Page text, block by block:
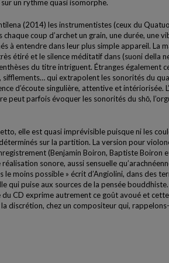
un rythme quasi isomorphe.
(2014) les instrumentistes (ceux du
chaque coup d’archet un grain, une durée, une
à entendre dans leur plus simple appareil. La
étiré et le silence méditatif dans (suoni della
du titre intriguent. Étranges également
sifflements… qui extrapolent les sonorités du
d’écoute singulière, attentive et intériorisée.
peut parfois évoquer les sonorités du shō,
elle est quasi imprévisible puisque ni les
sur la partition. La version pour
(Benjamin Boiron, Baptiste Boiron
sonore, aussi sensuelle
le moins possible » écrit d’Angiolini, dans des
qui puise aux sources de la pensée bouddhiste.
CD exprime autrement ce goût avoué et
discrétion, chez un compositeur qui,